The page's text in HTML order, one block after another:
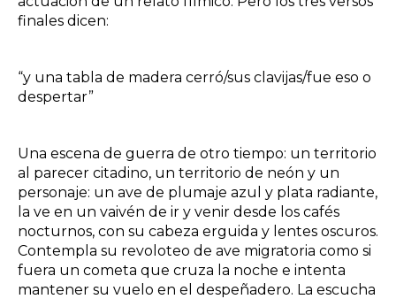
finales dicen:
“y una tabla de madera cerró/sus clavijas/fue eso o
despertar”
Una escena de guerra de otro tiempo: un territorio
al parecer citadino, un territorio de neón y un
personaje: un ave de plumaje azul y plata radiante,
la ve en un vaivén de ir y venir desde los cafés
nocturnos, con su cabeza erguida y lentes oscuros.
Contempla su revoloteo de ave migratoria como si
fuera un cometa que cruza la noche e intenta
mantener su vuelo en el despeñadero. La escucha